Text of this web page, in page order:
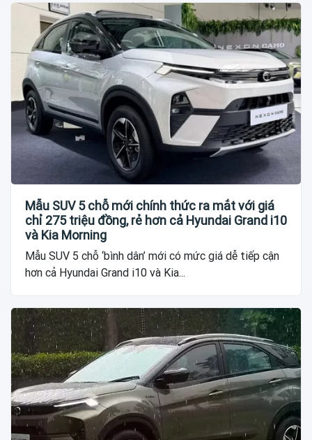
Mẫu SUV 5 chỗ mới chính thức ra mắt với giá
chỉ 275 triệu đồng, rẻ hơn cả Hyundai Grand i10
và Kia Morning
Mẫu SUV 5 chỗ ‘bình dân’ mới có mức giá dễ tiếp cận
hơn cả Hyundai Grand i10 và Kia...